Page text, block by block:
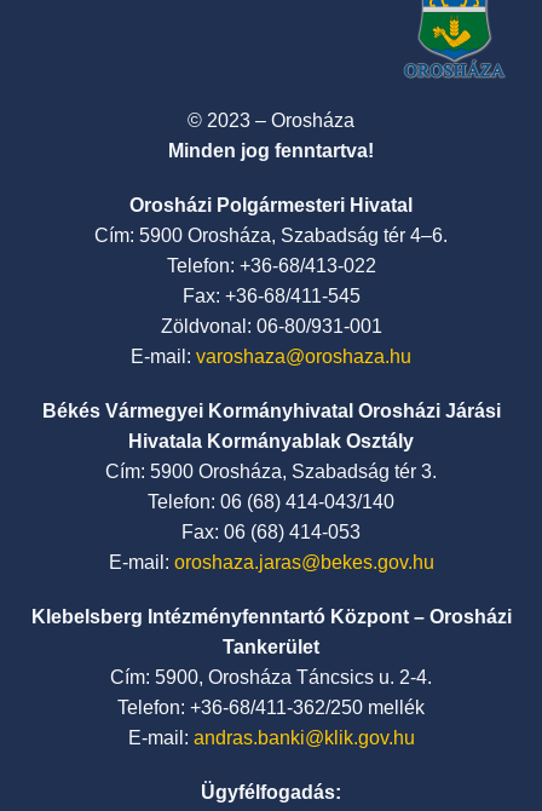
© 2023 – Orosháza
Minden jog fenntartva!
Orosházi Polgármesteri Hivatal
Cím: 5900 Orosháza, Szabadság tér 4–6.
Telefon: +36-68/413-022
Fax: +36-68/411-545
Zöldvonal: 06-80/931-001
E-mail: varoshaza@oroshaza.hu
Békés Vármegyei Kormányhivatal Orosházi Járási
Hivatala Kormányablak Osztály
Cím: 5900 Orosháza, Szabadság tér 3.
Telefon: 06 (68) 414-043/140
Fax: 06 (68) 414-053
E-mail: oroshaza.jaras@bekes.gov.hu
Klebelsberg Intézményfenntartó Központ – Orosházi
Tankerület
Cím: 5900, Orosháza Táncsics u. 2-4.
Telefon: +36-68/411-362/250 mellék
E-mail: andras.banki@klik.gov.hu
Ügyfélfogadás: